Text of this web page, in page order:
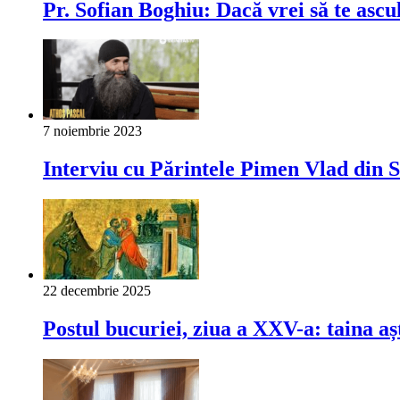
Pr. Sofian Boghiu: Dacă vrei să te
7 noiembrie 2023
Interviu cu Părintele Pimen Vlad din
22 decembrie 2025
Postul bucuriei, ziua a XXV-a: taina